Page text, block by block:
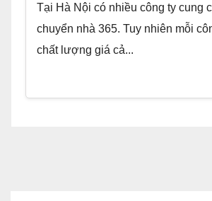
Tại Hà Nội có nhiều công ty cung
chuyển nhà 365. Tuy nhiên mỗi
chất lượng giá cả...